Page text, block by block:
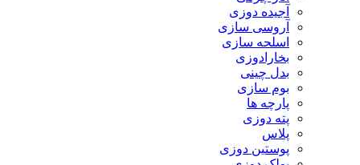
آجیده دوزی
آروسی سازی
اسلحه سازی
بخارادوزی
بدل چینی
بوم سازی
پارچه ها
پته دوزی
پلاس
پوستین دوزی